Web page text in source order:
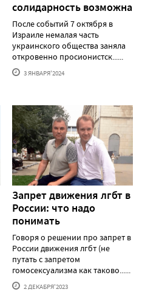
солидарность возможна
После событий 7 октября в
Израиле немалая часть
украинского общества заняла
откровенно просионистск......
3 ЯНВАРЯ'2024
Запрет движения лгбт в
России: что надо
понимать
Говоря о решении про запрет в
России движения лгбт (не
путать с запретом
гомосексуализма как таково......
2 ДЕКАБРЯ'2023